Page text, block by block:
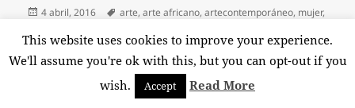
Publicado
4 abril, 2016 Etiquetas
arte,arte africano,artecontemporáneo, mujer,
FELICITE AL ARTISTA DE MI
This website uses cookies to improve your experience.
We'll assume you're ok with this, but you can opt-out if you
wish.
Accept Read More